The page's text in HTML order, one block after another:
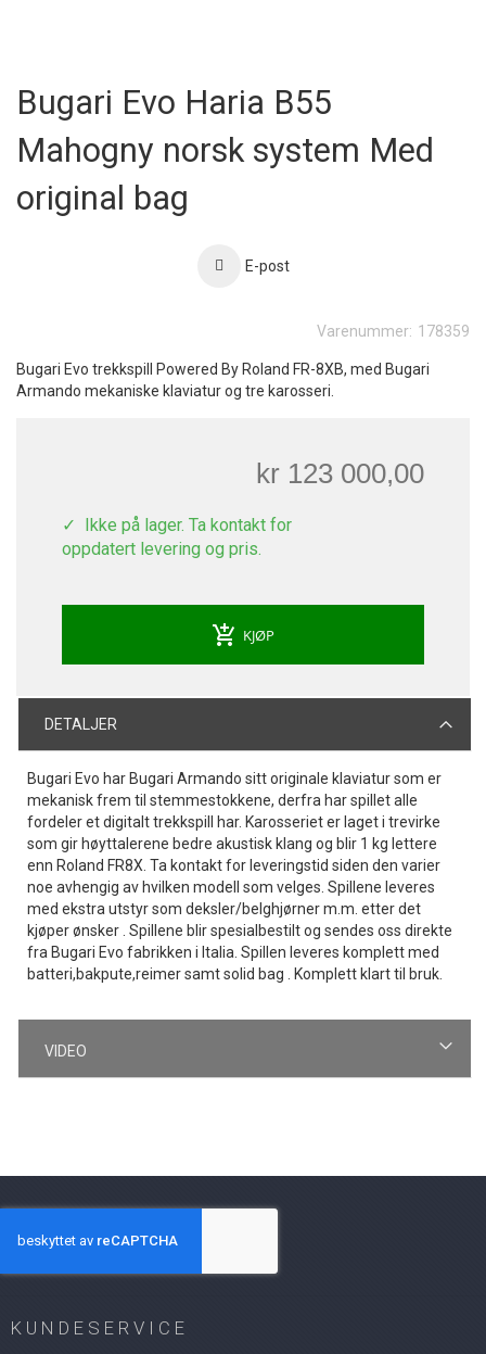
Bugari Evo Haria B55
Mahogny norsk system Med
original bag
E-post
Varenummer: 178359
Bugari Evo trekkspill Powered By Roland FR-8XB, med Bugari
Armando mekaniske klaviatur og tre karosseri.
kr 123 000,00
Ikke på lager. Ta kontakt for
oppdatert levering og pris.
add_shopping_cart KJØP
DETALJER
Bugari Evo har Bugari Armando sitt originale klaviatur som er
mekanisk frem til stemmestokkene, derfra har spillet alle
fordeler et digitalt trekkspill har. Karosseriet er laget i trevirke
som gir høyttalerene bedre akustisk klang og blir 1 kg lettere
enn Roland FR8X. Ta kontakt for leveringstid siden den varier
noe avhengig av hvilken modell som velges. Spillene leveres
med ekstra utstyr som deksler/belghjørner m.m. etter det
kjøper ønsker . Spillene blir spesialbestilt og sendes oss direkte
fra Bugari Evo fabrikken i Italia. Spillen leveres komplett med
batteri,bakpute,reimer samt solid bag . Komplett klart til bruk.
VIDEO
KUNDESERVICE